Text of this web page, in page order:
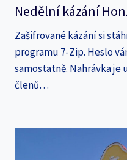
Nedělní kázání
Zašifrované kázání si
programu 7-Zip. Heslo
samostatně. Nahrávka
členů…